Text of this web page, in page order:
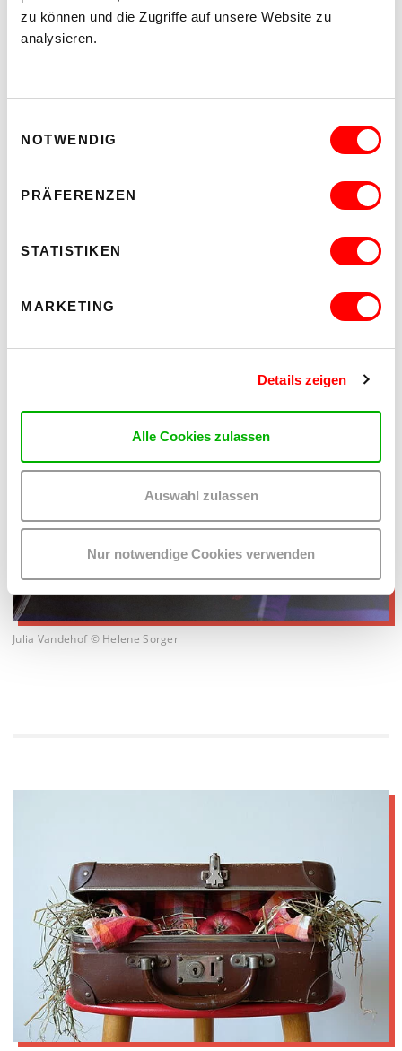
zu können und die Zugriffe auf unsere Website zu
analysieren.
NOTWENDIG
PRÄFERENZEN
STATISTIKEN
MARKETING
Details zeigen
Alle Cookies zulassen
Auswahl zulassen
Nur notwendige Cookies verwenden
Essensportionen planen können.
Julia Vandehof © Helene Sorger